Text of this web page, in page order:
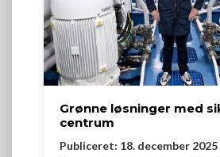
Grønne løsninger med
centrum
Publiceret: 18. december 2025